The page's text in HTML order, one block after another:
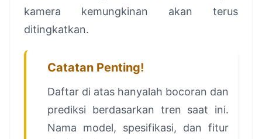
kamera kemungkinan akan terus
ditingkatkan.
Catatan Penting!
Daftar di atas hanyalah bocoran dan
prediksi berdasarkan tren saat ini.
Nama model, spesifikasi, dan fitur